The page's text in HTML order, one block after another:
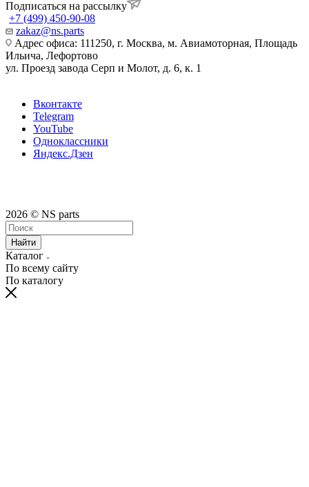
Подписаться на рассылку
+7 (499) 450-90-08
zakaz@ns.parts
Адрес офиса: 111250, г. Москва, м. Авиамоторная, Площадь
Ильича, Лефортово
ул. Проезд завода Серп и Молот, д. 6, к. 1
Вконтакте
Telegram
YouTube
Одноклассники
Яндекс.Дзен
2026 © NS parts
Найти
Каталог
По всему сайту
По каталогу